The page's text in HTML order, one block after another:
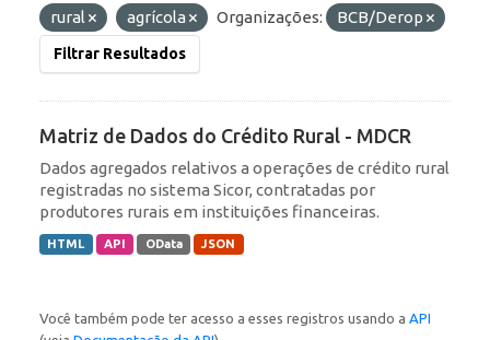
rural
agrícola Organizações: BCB/Derop
Filtrar Resultados
Matriz de Dados do Crédito Rural - MDCR
Dados agregados relativos a operações de crédito rural
registradas no sistema Sicor, contratadas por
produtores rurais em instituições financeiras.
HTML API OData JSON
Você também pode ter acesso a esses registros usando a API